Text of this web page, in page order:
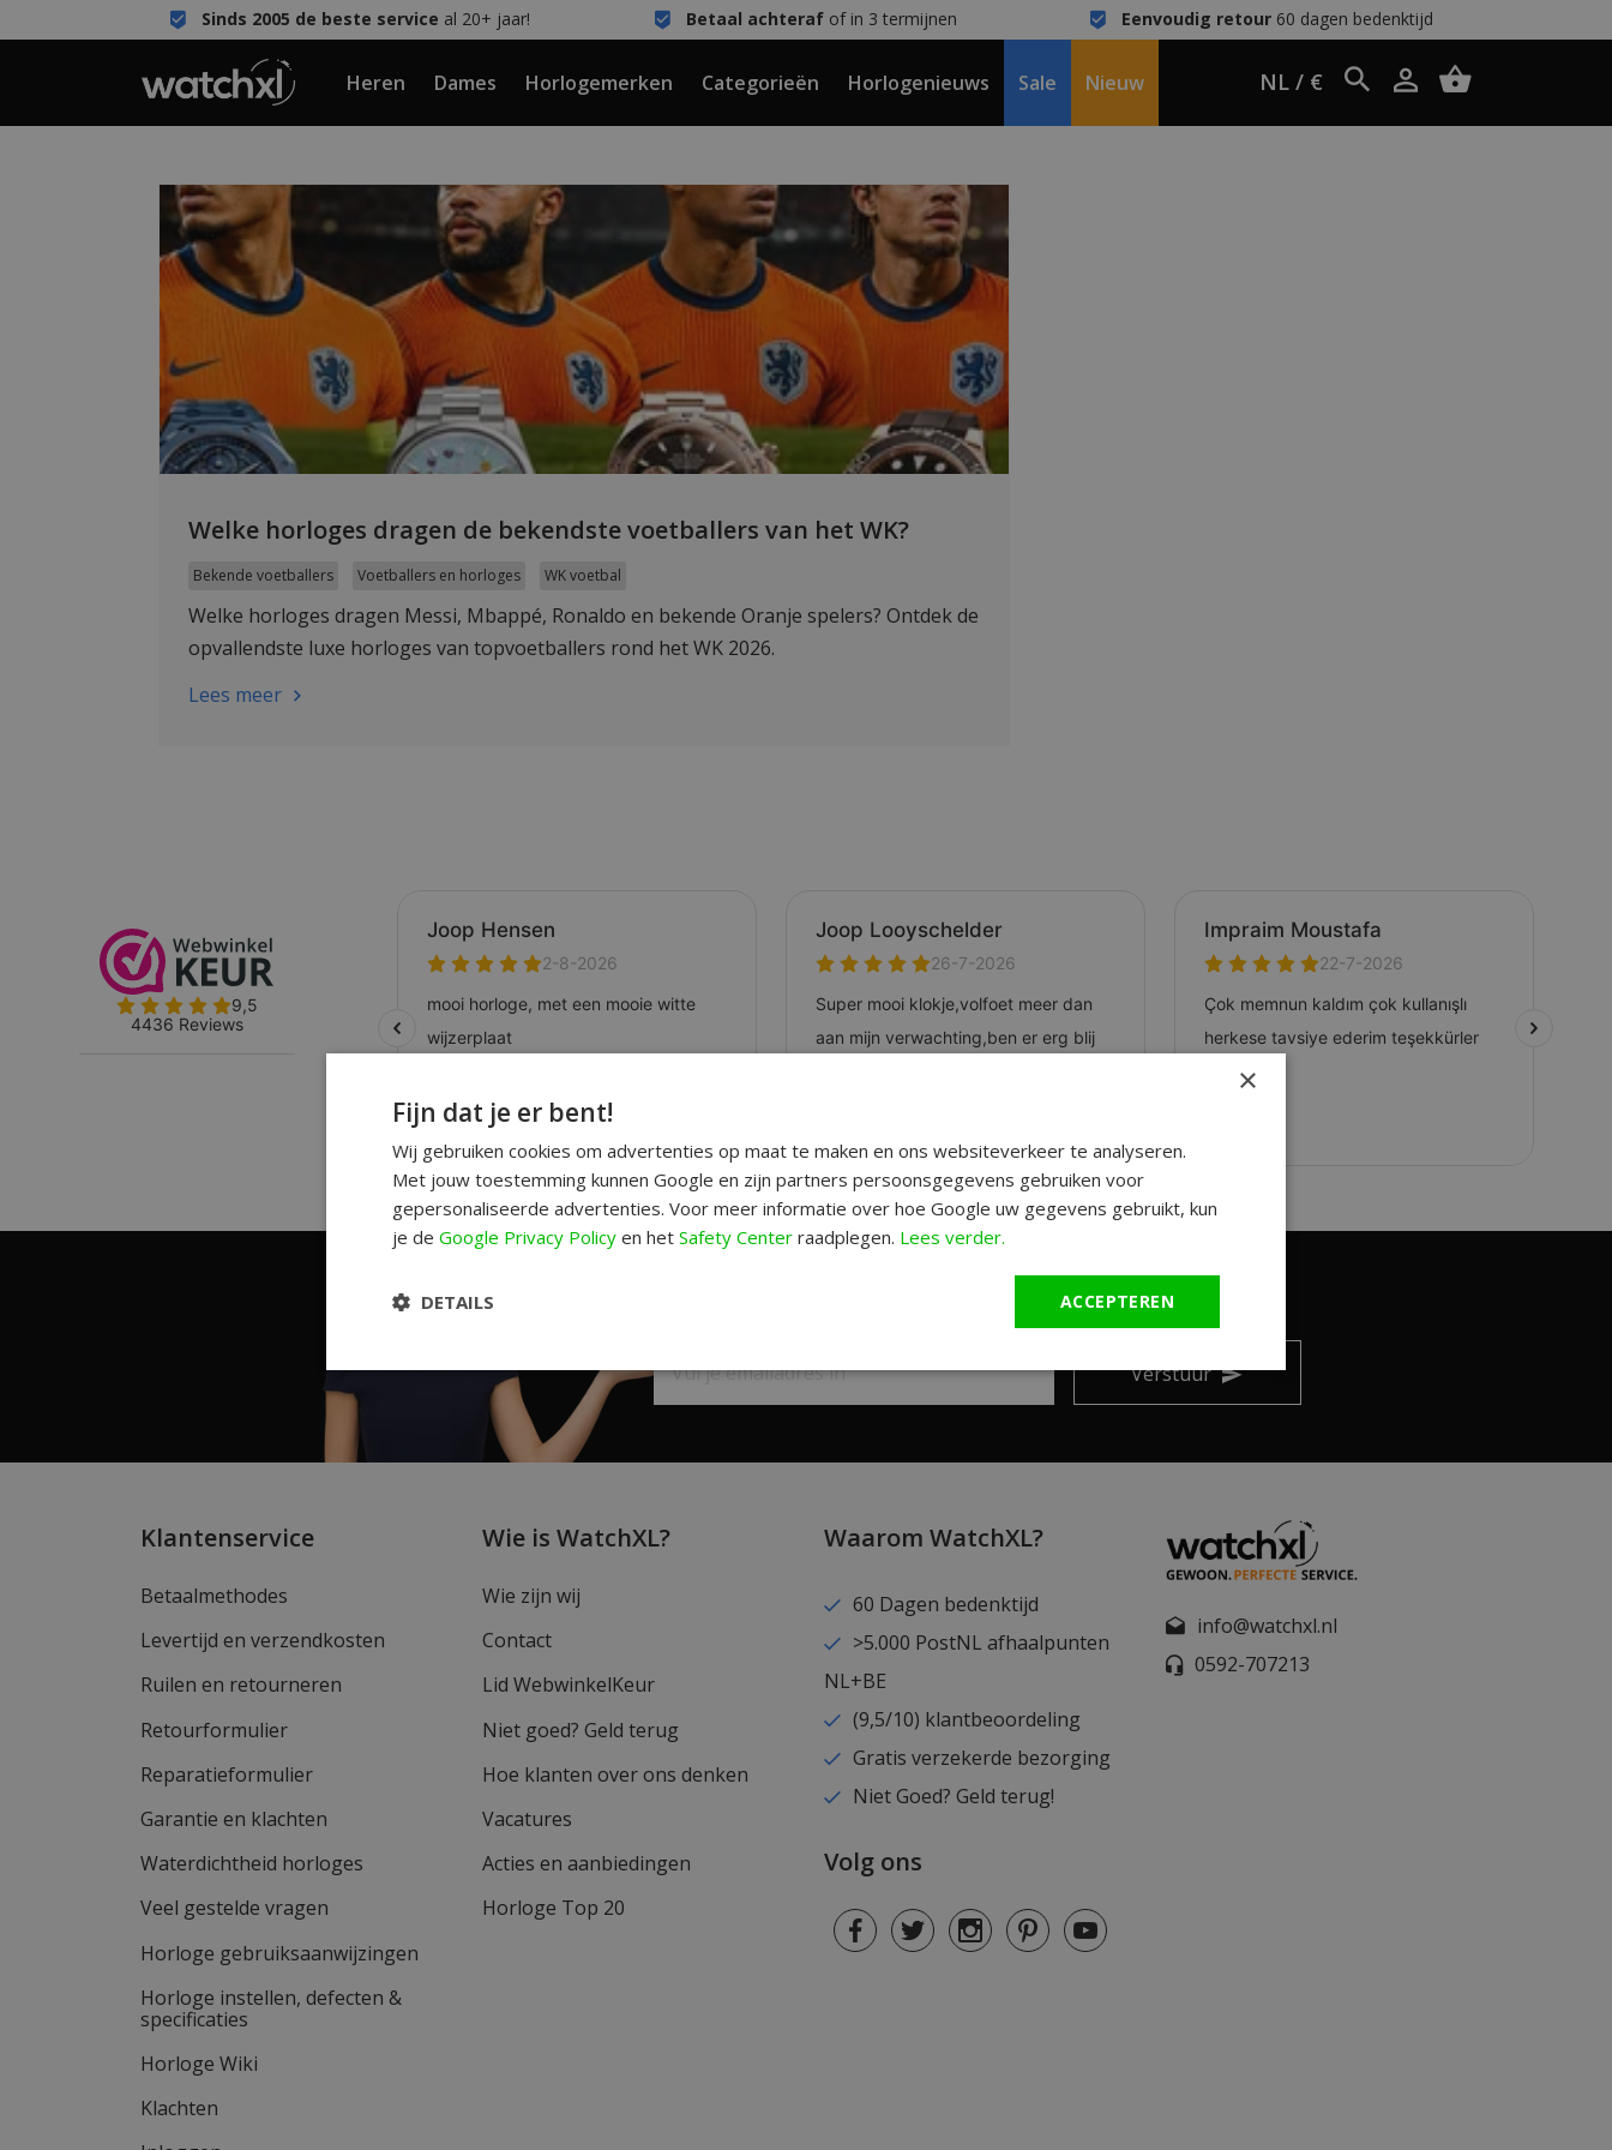
Sinds 2005 de beste service al 20+ jaar! Betaal achterafof in 3 termijnen Eenvoudig retour60 dagen bedenktijd
Heren Dames Horlogemerken Categorieën Horlogenieuws Sale Nieuw NL / €
Welke horloges dragen de bekendste voetballers van het WK?
Bekende voetballers Voetballers en horloges WK voetbal
Welke horloges dragen Messi, Mbappé, Ronaldo en bekende Oranje spelers? Ontdek de
opvallendste luxe horloges van topvoetballers rond het WK 2026.
Lees meer
Schrijf je in en ontvang unieke aanbiedingen en leuke tips!
Verstuur
Klantenservice
Betaalmethodes
Levertijd en verzendkosten
Ruilen en retourneren
Retourformulier
Reparatieformulier
Garantie en klachten
Waterdichtheid horloges
Veel gestelde vragen
Horloge gebruiksaanwijzingen
Horloge instellen, defecten &
specificaties
Horloge Wiki
Klachten
Wie is WatchXL?
Wie zijn wij
Contact
Lid WebwinkelKeur
Niet goed? Geld terug
Hoe klanten over ons denken
Vacatures
Acties en aanbiedingen
Horloge Top 20
Waarom WatchXL?
60 Dagen bedenktijd
>5.000 PostNL afhaalpunten
NL+BE
(9,5/10) klantbeoordeling
Gratis verzekerde bezorging
Niet Goed? Geld terug!
Volg ons
info@watchxl.nl
0592-707213
×
Fijn dat je er bent!
Wij gebruiken cookies om advertenties op maat te maken en ons websiteverkeer te analyseren.
Met jouw toestemming kunnen Google en zijn partners persoonsgegevens gebruiken voor
gepersonaliseerde advertenties. Voor meer informatie over hoe Google uw gegevens gebruikt, kun
je de Google Privacy Policy en het Safety Center raadplegen. Lees verder.
ACCEPTEREN
DETAILS